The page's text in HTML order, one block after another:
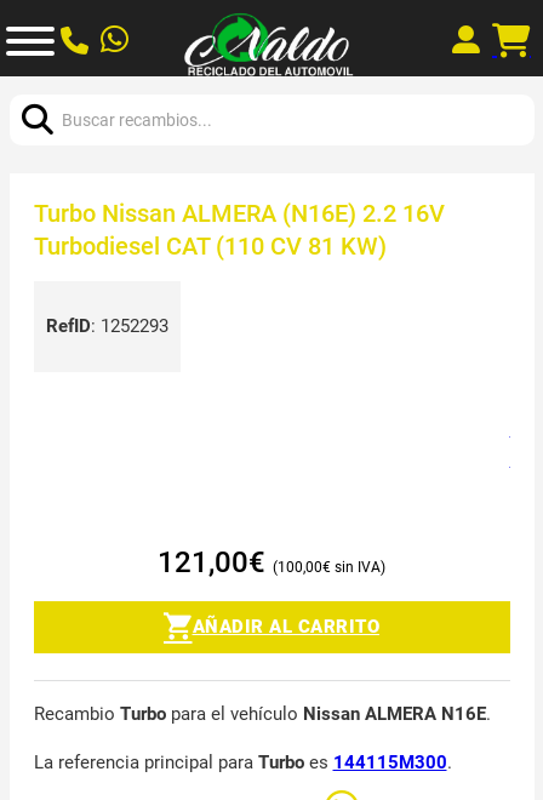
Turbo Nissan ALMERA (N16E) 2.2 16V
Turbodiesel CAT (110 CV 81 KW)
RefID: 1252293
121,00€ 100,00€
AÑADIR AL CARRITO
Recambio Turbopara el vehículo Nissan ALMERA N16E.
La referencia principal para Turboes 144115M300.